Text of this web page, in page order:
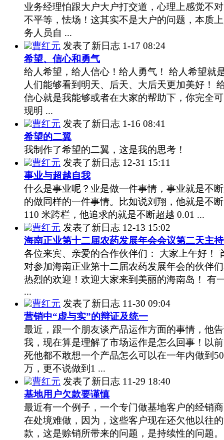
业务经理怕跟大户大户打交道，心理上感觉不
不平等，怯场！这其实不是大户的问题，本质
务人员自 ...
曹红元 发表了新日志 1-17 08:24
希望、信心和勇气
给人希望，给人信心！给人勇气！ 给人希望就
人们能够看到明天、后天、大后天更加美好！
信心就是我能够或者在大家的帮助下，你完全
现明 ...
曹红元 发表了新日志 1-16 08:41
希望的二翼
我制作了希望的二翼，这是我的思考！
曹红元 发表了新日志 12-31 15:11
事业与超越自我
什么是事业呢？业是做一件事情，事业就是不
的做同样的一件事情。比如说刘翔，他就是不
110 米跨栏，他追求的就是不断超越 0.01 ...
曹红元 发表了新日志 12-13 15:02
海南正业第十二届农药发展年会会议第二天主
各位来宾、亲爱的合作伙伴们： 大家上午好！
对参加海南正业第十二届农药发展年会的伙伴
热烈的欢迎！欢迎大家来到美丽的海南岛！ 有
...
曹红元 发表了新日志 11-30 09:04
营销中“虚与实”的辩证及统一
最近，跟一个朋友谈产品运作方面的事情，他
我，现在算是理解了市场运作是怎么回事！以
死他都不敢想一个产品怎么可以在一年内做到
万，更不说做到1 ...
曹红元 发表了新日志 11-29 18:40
基地用户欠款要谨慎
最近有一个例子，一个专门做基地客户的经销
在处境难做，因为，这些客户现在还欠他以往
款，这是赊销所带来的问题，是持续性的问题